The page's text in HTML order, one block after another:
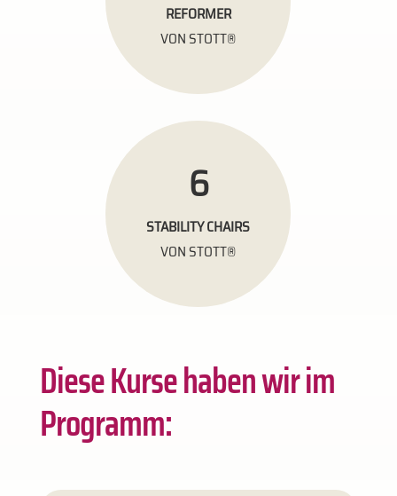
REFORMER
VON STOTT®
6
STABILITY CHAIRS
VON STOTT®
Diese Kurse haben wir im
Programm: